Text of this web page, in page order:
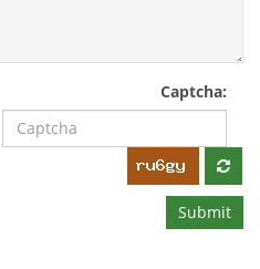
Captcha:
Submit